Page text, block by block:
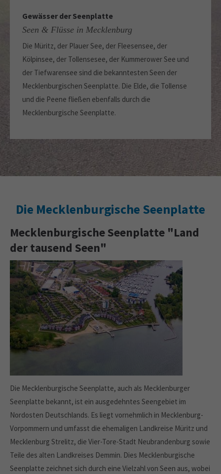
Gewässer der Seenplatte
Seen & Flüsse in Mecklenburg
Die Müritz, der Plauer See, der Fleesensee, der
Kölpinsee, der Tollensesee, der Kummerower See und
der Tiefwarensee sind die bekanntesten Seen der
Mecklenburgischen Seenplatte. Die Elde, die Tollense
und die Peene fließen ebenfalls durch die
Mecklenburgische Seenplatte.
Die Mecklenburgische Seenplatte
Mecklenburgische Seenplatte "Land
der tausend Seen"
Die Mecklenburgische Seenplatte, auch als Mecklenburger
Seenplatte bekannt, ist ein ausgedehntes Seengebiet im
Nordosten Deutschlands. Es liegt vornehmlich in Mecklenburg-
Vorpommern und umfasst die ehemaligen Landkreise Müritz und
Mecklenburg Strelitz, die Vier-Tore-Stadt Neubrandenburg sowie
Teile des alten Landkreises Demmin. Dies Mecklenburgische
Seenplatte zeichnet sich durch eine Vielzahl von Seen aus, wobei